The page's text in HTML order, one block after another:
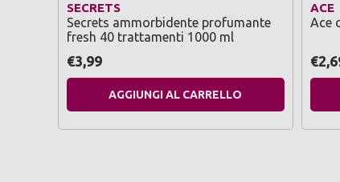
SECRETS
Secrets ammorbidente profumante
fresh 40 trattamenti 1000 ml
€3,99
AGGIUNGI AL CARRELLO
ACE
Ace